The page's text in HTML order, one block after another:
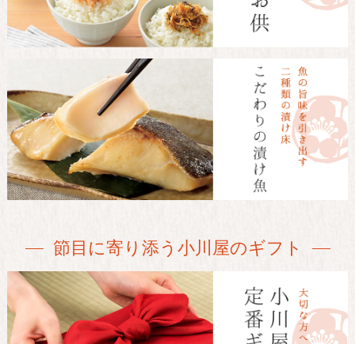
節目に寄り添う小川屋のギフト